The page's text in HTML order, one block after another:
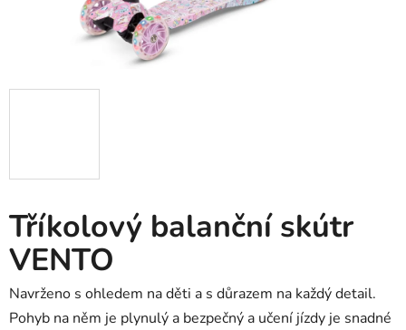
Tříkolový balanční skútr
VENTO
Navrženo s ohledem na děti a s důrazem na každý detail.
Pohyb na něm je plynulý a bezpečný a učení jízdy je snadné